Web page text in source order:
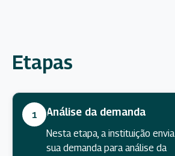
Etapas
1 Análise da demanda
Nesta etapa, a instituição envia
sua demanda para análise da